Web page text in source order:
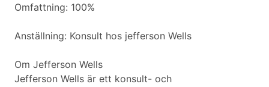
Omfattning: 100%
Anställning: Konsult hos jefferson Wells
Om Jefferson Wells
Jefferson Wells är ett konsult- och